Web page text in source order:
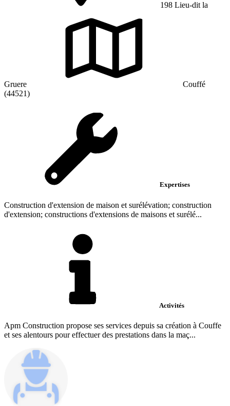
198 Lieu-dit la
Gruere
Couffé
(44521)
Expertises
Construction d'extension de maison et surélévation; construction
d'extension; constructions d'extensions de maisons et surélé...
Activités
Apm Construction propose ses services depuis sa création à Couffe
et ses alentours pour effectuer des prestations dans la maç...